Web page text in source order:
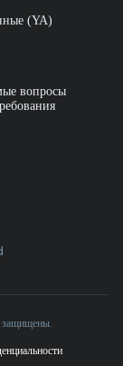
(YA)
вопросы
защищены.